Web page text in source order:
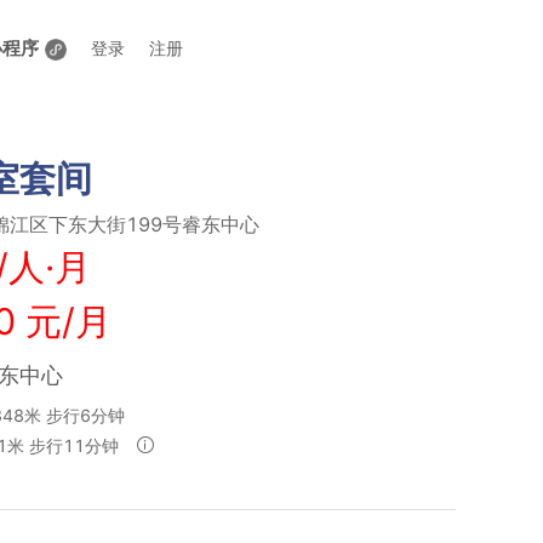
序 登录 注册
套间
江区下东大街199号睿东中心
·月
元/月
中心
米 步行6分钟
步行11分钟